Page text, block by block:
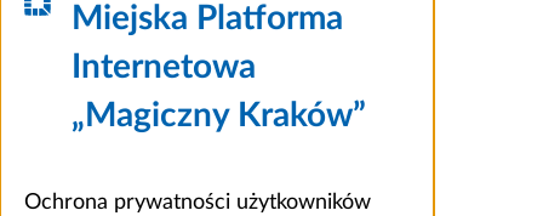
Miejska Platforma
Internetowa
„Magiczny Kraków”
Ochrona prywatności użytkowników